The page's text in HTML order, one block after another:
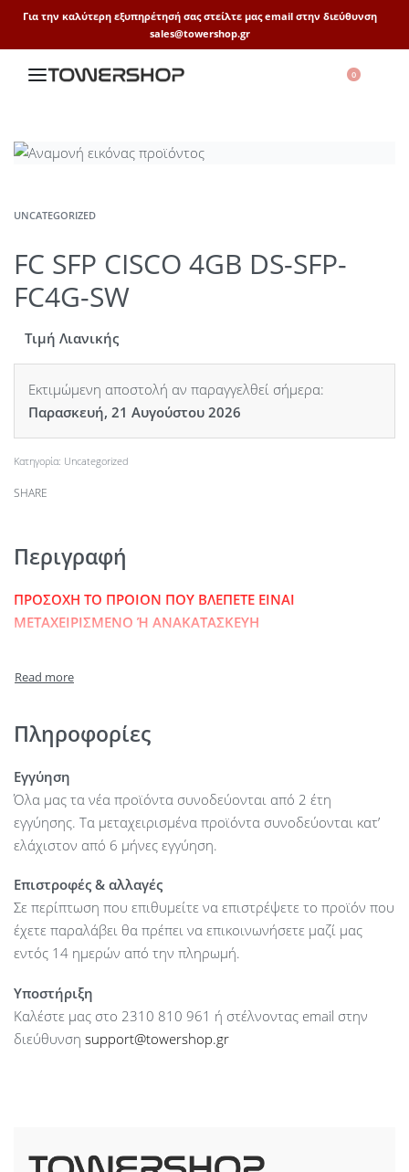
Για την καλύτερη εξυπηρέτησή σας στείλτε μας email στην διεύθυνση
sales@towershop.gr
0
UNCATEGORIZED
FC SFP CISCO 4GB DS-SFP-
FC4G-SW
Τιμή Λιανικής
Εκτιμώμενη αποστολή αν παραγγελθεί σήμερα:
Παρασκευή, 21 Αυγούστου 2026
Κατηγορία: Uncategorized
SHARE
Περιγραφή
ΠΡΟΣΟΧΗ ΤΟ ΠΡΟΙΟΝ ΠΟΥ ΒΛΕΠΕΤΕ ΕΙΝΑΙ
ΜΕΤΑΧΕΙΡΙΣΜΕΝΟ Ή ΑΝΑΚΑΤΑΣΚΕΥΗ
Πληροφορίες
Εγγύηση
Όλα μας τα νέα προϊόντα συνοδεύονται από 2 έτη
εγγύησης. Τα μεταχειρισμένα προϊόντα συνοδεύονται κατ’
ελάχιστον από 6 μήνες εγγύηση.
Επιστροφές & αλλαγές
Σε περίπτωση που επιθυμείτε να επιστρέψετε το προϊόν που
έχετε παραλάβει θα πρέπει να επικοινωνήσετε μαζί μας
εντός 14 ημερών από την πληρωμή.
Υποστήριξη
Καλέστε μας στο 2310 810 961 ή στέλνοντας email στην
διεύθυνση support@towershop.gr